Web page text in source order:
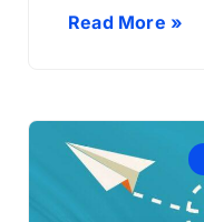
Read More »